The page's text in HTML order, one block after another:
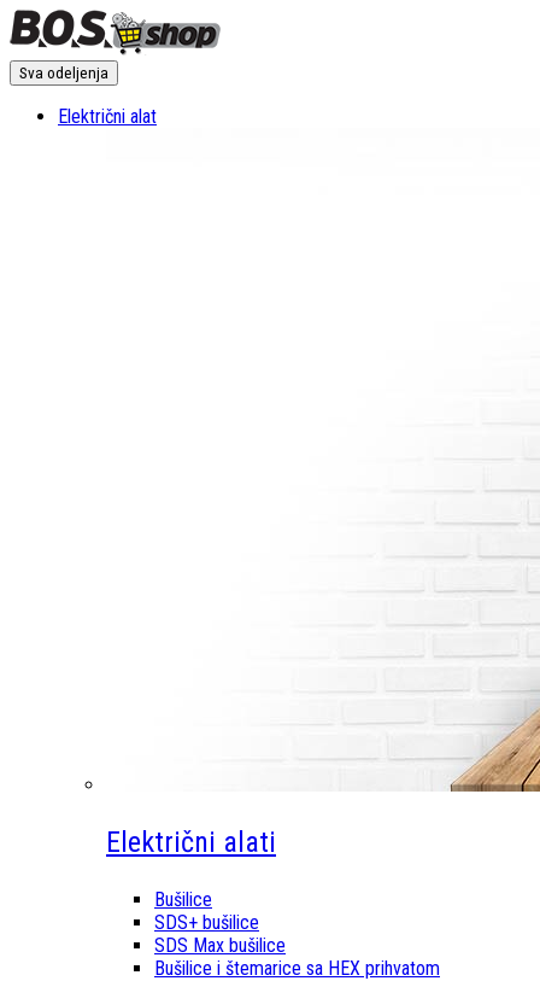
Sva odeljenja
Električni alat
Električni alati
Bušilice
SDS+ bušilice
SDS Max bušilice
Bušilice i štemarice sa HEX prihvatom